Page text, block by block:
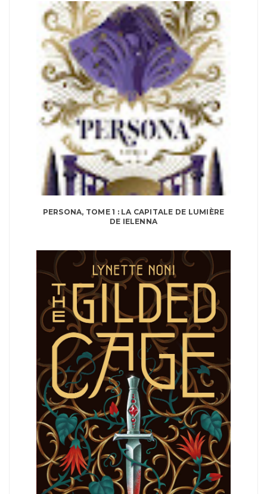
PERSONA, TOME 1 : LA CAPITALE DE LUMIÈRE
DE IELENNA